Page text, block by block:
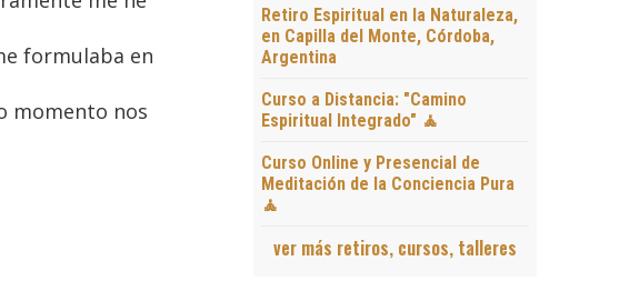
formulaba en
momento nos
Retiro Espiritual en la Naturaleza,
en Capilla del Monte, Córdoba,
Argentina
Curso a Distancia: "Camino
Espiritual Integrado" 🧘
Curso Online y Presencial de
Meditación de la Conciencia Pura
🧘
ver más retiros, cursos, talleres